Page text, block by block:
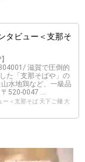
タビュー＜支那そ
滋賀で圧倒的
た「支那そばや」の
水地鶏など、一級品
520-0047 ...
＜支那そば 天下ご麺 大